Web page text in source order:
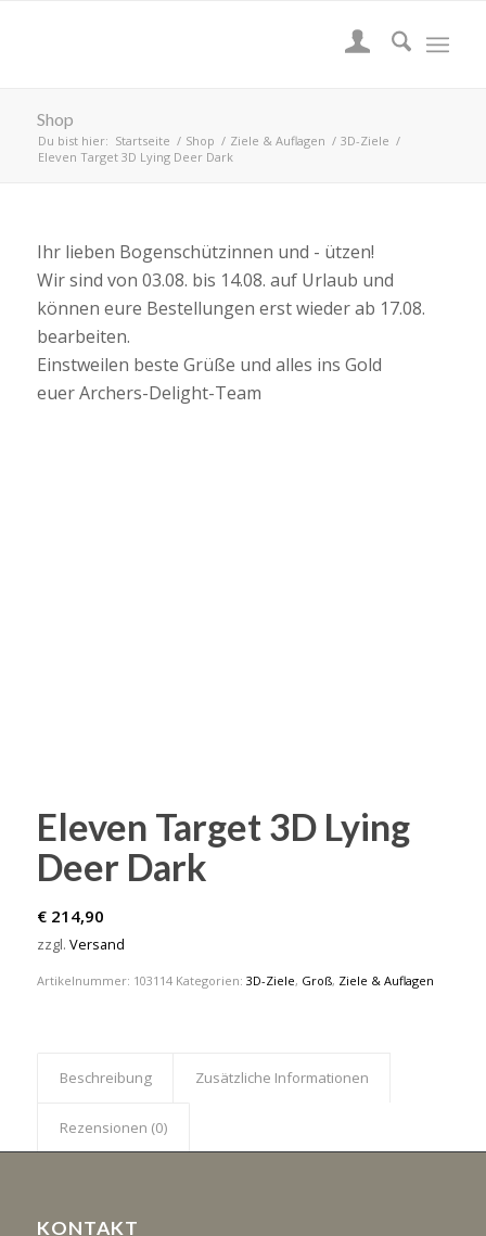
Shop
Du bist hier: Startseite / Shop / Ziele & Auflagen / 3D-Ziele /
Eleven Target 3D Lying Deer Dark
Ihr lieben Bogenschützinnen und - ützen!
Wir sind von 03.08. bis 14.08. auf Urlaub und
können eure Bestellungen erst wieder ab 17.08.
bearbeiten.
Einstweilen beste Grüße und alles ins Gold
euer Archers-Delight-Team
Eleven Target 3D Lying
Deer Dark
€214,90
zzgl. Versand
Artikelnummer: 103114 Kategorien: 3D-Ziele, Groß, Ziele & Auflagen
Beschreibung Zusätzliche Informationen
Rezensionen (0)
KONTAKT